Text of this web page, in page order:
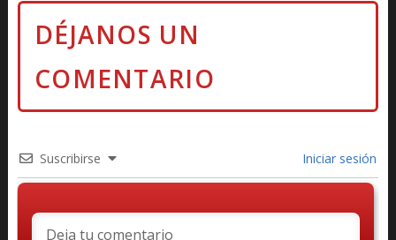
Suscribirse Iniciar sesión